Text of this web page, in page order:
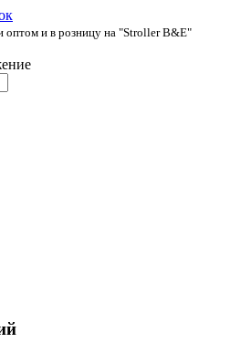
оптом и в розницу на "Stroller B&E"